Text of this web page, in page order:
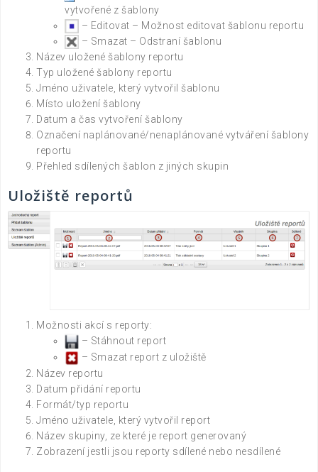
vytvořené z šablony
– Editovat – Možnost editovat šablonu reportu
– Smazat – Odstraní šablonu
Název uložené šablony reportu
Typ uložené šablony reportu
Jméno uživatele, který vytvořil šablonu
Místo uložení šablony
Datum a čas vytvoření šablony
Označení naplánované/nenaplánované vytváření šablony
reportu
Přehled sdílených šablon z jiných skupin
Uložiště reportů
Možnosti akcí s reporty:
– Stáhnout report
– Smazat report z uložiště
Název reportu
Datum přidání reportu
Formát/typ reportu
Jméno uživatele, který vytvořil report
Název skupiny, ze které je report generovaný
Zobrazení jestli jsou reporty sdílené nebo nesdílené